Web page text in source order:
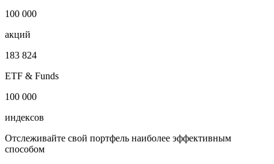
100 000
акций
183 824
ETF & Funds
100 000
индексов
Отслеживайте свой портфель наиболее эффективным
способом